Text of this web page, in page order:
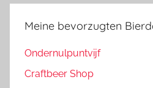
Meine bevorzugten
Ondernulpuntvijf
Craftbeer Shop